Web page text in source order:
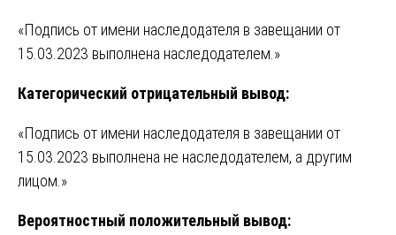
«Подпись от имени наследодателя в завещании от
15.03.2023 выполнена наследодателем.»
Категорический отрицательный вывод:
«Подпись от имени наследодателя в завещании от
15.03.2023 выполнена не наследодателем, а другим
лицом.»
Вероятностный положительный вывод: